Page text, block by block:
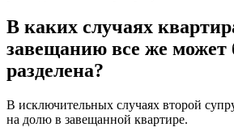
В каких случаях
завещанию все же может
разделена?
В исключительных случаях второй
на долю в завещанной квартире.